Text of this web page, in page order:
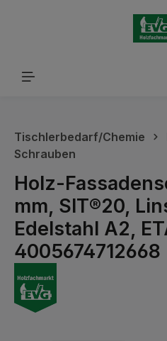
Tischlerbedarf/Chemie
Schrauben
Holz-
mm, SIT®20,
Edelstahl A2,
4005674712668